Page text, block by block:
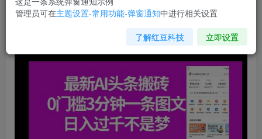
最新AI头条搬砖，0门槛3分钟一条图文，0门槛，单号月入
管理员可在主题设置-常用功能-弹窗通知中进行相关设置
了解红豆科技 立即设置